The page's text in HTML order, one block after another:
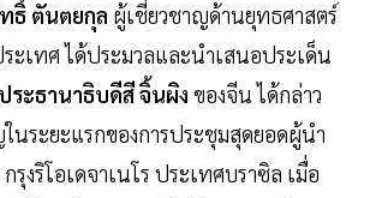
ธิ์ ตันตยกุล ผู้เชี่ยวชาญด้านยุทธศาสตร์
ะเทศ ได้ประมวลและนำเสนอประเด็น
ประธานาธิบดีสี จิ้นผิง ของจีน ได้กล่าว
ระยะแรกของการประชุมสุดยอดผู้นำ
รุงริโอเดจาเนโร ประเทศบราซิล เมื่อ